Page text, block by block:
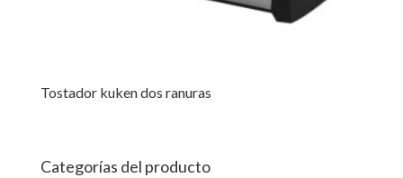
Tostador kuken dos ranuras
Categorías del producto